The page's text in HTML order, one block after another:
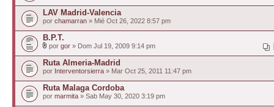
LAV Madrid-Valencia
por chamarran » Mié Oct 26, 2022 8:57 pm
B.P.T.
por gor » Dom Jul 19, 2009 9:14 pm
Ruta Almeria-Madrid
por Interventorsierra » Mar Oct 25, 2011 11:47 pm
Ruta Malaga Cordoba
por marmita » Sab May 30, 2020 3:19 pm